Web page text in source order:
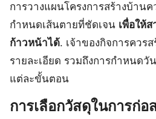
การวางแผนโครงการสร้างบ้านค
กำหนดเส้นตายที่ชัดเจน เพื่อให้
ก้าวหน้าได้. เจ้าของกิจการควร
รายละเอียด รวมถึงการกำหนด
แต่ละขั้นตอน
การเลือกวัสดุในการก่อ